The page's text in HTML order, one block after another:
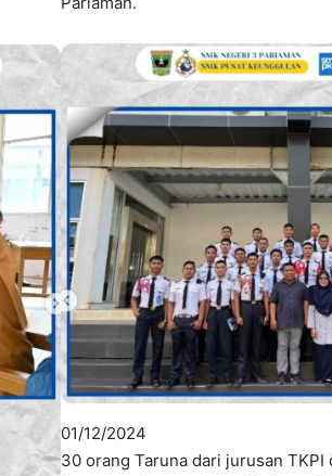
01/12/2024
30 orang Taruna dari jurusan TKPI